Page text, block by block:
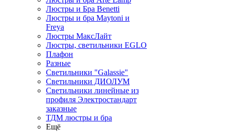
Люстры и Бра Benetti
Люстры и бра Maytoni и
Freya
Люстры МаксЛайт
Люстры, светильники EGLO
Плафон
Разные
Светильники "Galassie"
Светильники ДИОЛУМ
Светильники линейные из
профиля Электростандарт
заказные
ТДМ люстры и бра
Ещё